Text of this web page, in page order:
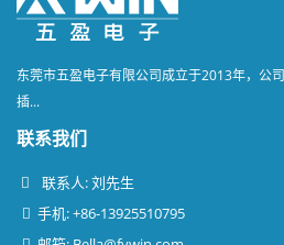
东莞市五盈电子有限公司成立于2013年，公
插...
联系我们
联系人: 刘先生
手机: +86-13925510795